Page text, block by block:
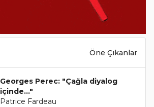
Öne Çıkanlar
Georges Perec: "Çağla diyalog
içinde..."
Patrice Fardeau